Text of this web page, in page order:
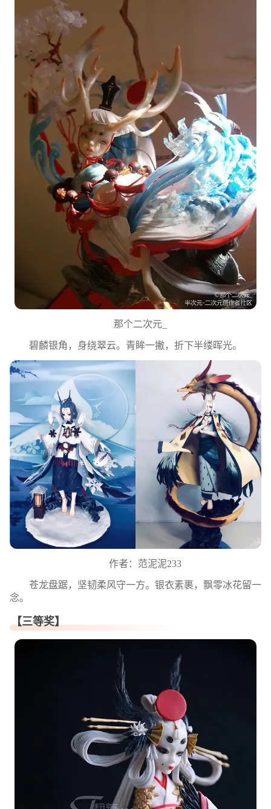
那个二次元_
碧麟银角，身绕翠云。青眸一撇，折下半缕晖光。
作者：范泥泥233
苍龙盘踞，坚韧柔风守一方。银衣素裹，飘零冰花留一
念。
【三等奖】